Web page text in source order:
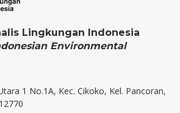
Lingkungan Indonesia
Environmental
1 No.1A, Kec. Cikoko, Kel. Pancoran,